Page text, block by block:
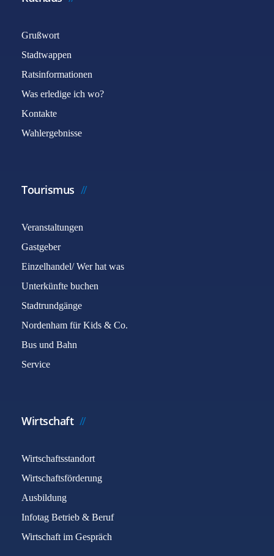
Grußwort
Stadtwappen
Ratsinformationen
Was erledige ich wo?
Kontakte
Wahlergebnisse
Tourismus
Veranstaltungen
Gastgeber
Einzelhandel/ Wer hat was
Unterkünfte buchen
Stadtrundgänge
Nordenham für Kids & Co.
Bus und Bahn
Service
Wirtschaft
Wirtschaftsstandort
Wirtschaftsförderung
Ausbildung
Infotag Betrieb & Beruf
Wirtschaft im Gespräch